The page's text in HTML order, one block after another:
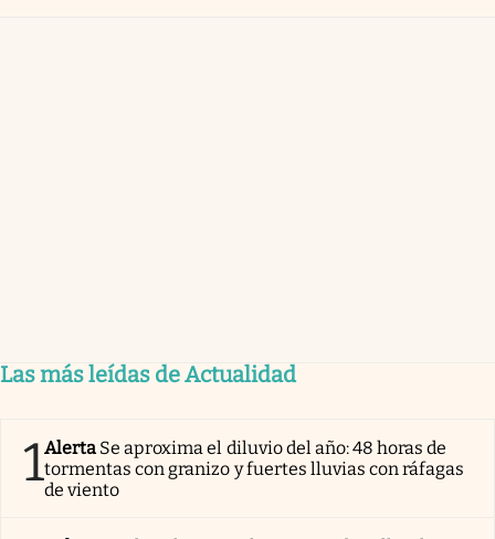
Las más leídas de Actualidad
1Alerta Se aproxima el diluvio del año: 48 horas de
tormentas con granizo y fuertes lluvias con ráfagas
de viento